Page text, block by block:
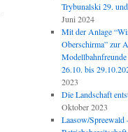
Trybunalski 29.
Juni 2024
Mit der Anlage
Oberschirma” zur
26.10. bis
2023
Die Landschaft
Oktober 2023
Laasow/Spreewald